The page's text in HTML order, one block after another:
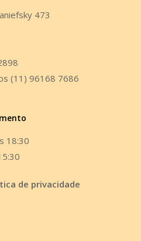
473
(11) 96168 7686
18:30
de privacidade